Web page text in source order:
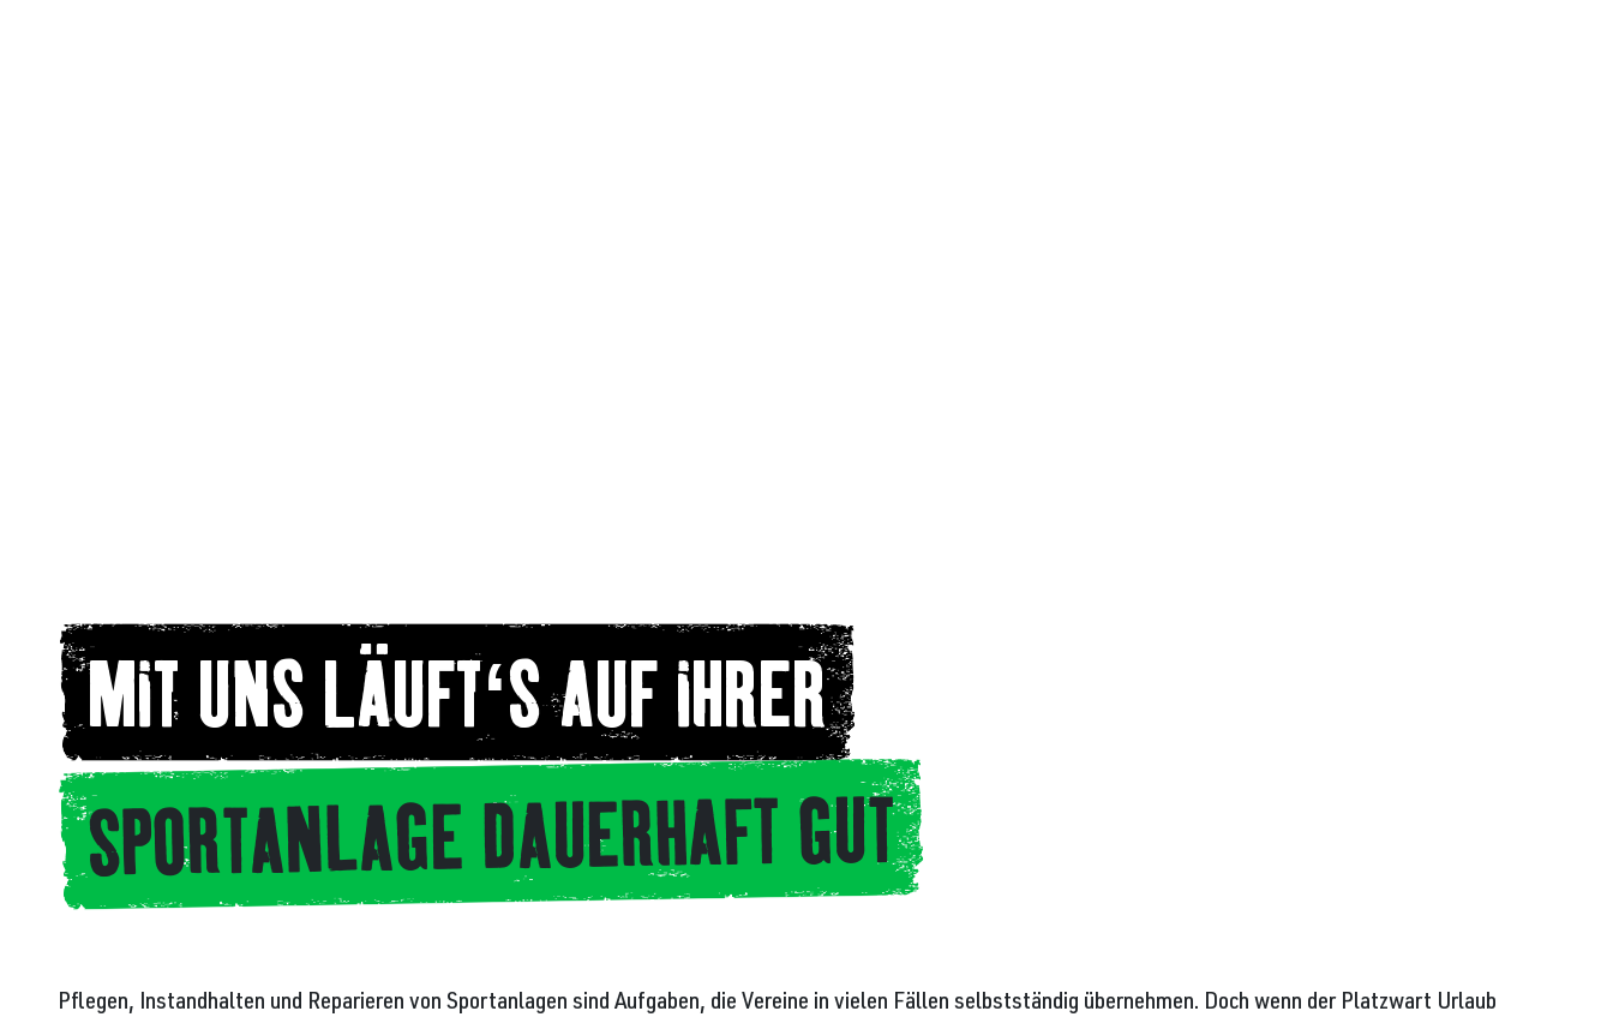
MIT UNS LÄUFT‘S AUF IHRER
SPORTANLAGE DAUERHAFT GUT
Pflegen, Instandhalten und Reparieren von Sportanlagen sind Aufgaben, die Vereine in vielen Fällen selbstständig übernehmen. Doch wenn der Platzwart Urlaub